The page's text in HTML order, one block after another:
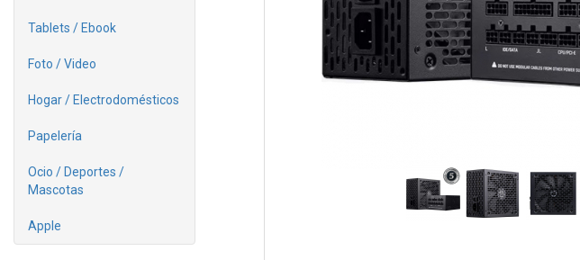
Tablets / Ebook
Foto / Video
Hogar / Electrodomésticos
Papelería
Ocio / Deportes /
Mascotas
Apple